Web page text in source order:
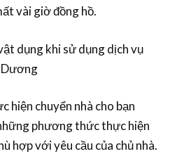
vài giờ đồng hồ.
dụng khi sử dụng dịch vụ
Dương
hiện chuyển nhà cho bạn
phương thức thực hiện
hợp với yêu cầu của chủ nhà.